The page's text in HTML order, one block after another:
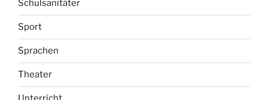
Schulsanitäter
Sport
Sprachen
Theater